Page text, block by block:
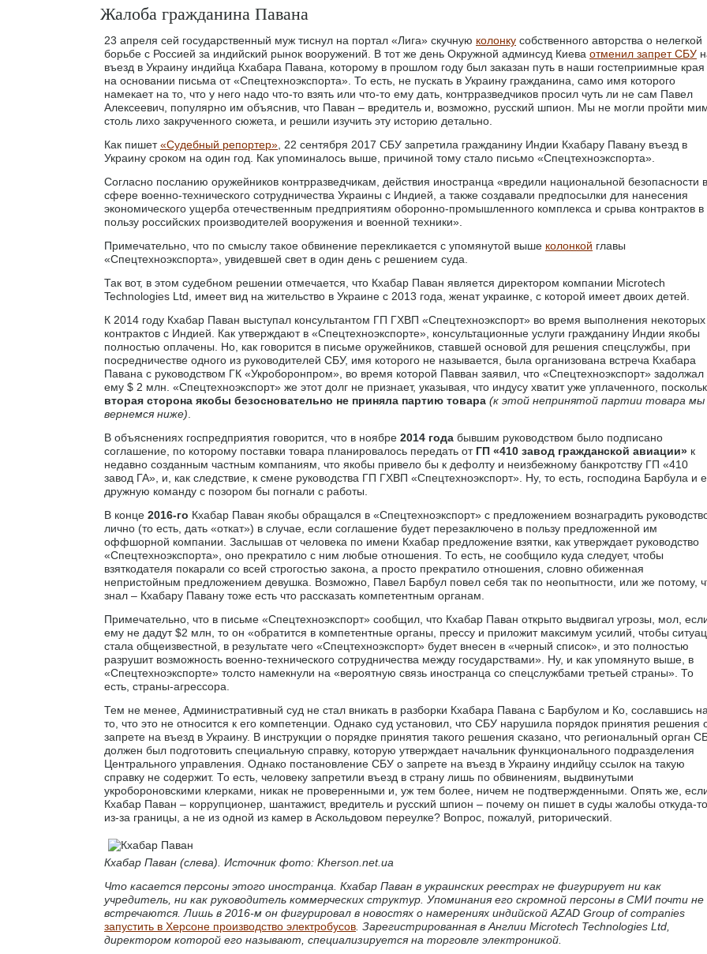
Жалоба гражданина Павана
23 апреля сей государственный муж тиснул на портал «Лига» скучную колонку собственного авторства о нелегкой
борьбе с Россией за индийский рынок вооружений. В тот же день Окружной админсуд Киева отменил запрет СБУ
въезд в Украину индийца Кхабара Павана, которому в прошлом году был заказан путь в наши гостеприимные края
на основании письма от «Спецтехноэкспорта». То есть, не пускать в Украину гражданина, само имя которого
намекает на то, что у него надо что-то взять или что-то ему дать, контрразведчиков просил чуть ли не сам Павел
Алексеевич, популярно им объяснив, что Паван – вредитель и, возможно, русский шпион. Мы не могли пройти
столь лихо закрученного сюжета, и решили изучить эту историю детально.
Как пишет«Судебный репортер» , 22 сентября 2017 СБУ запретила гражданину Индии Кхабару Павану въезд в
Украину сроком на один год. Как упоминалось выше, причиной тому стало письмо «Спецтехноэкспорта».
Согласно посланию оружейников контрразведчикам, действия иностранца «вредили национальной безопасности в
сфере военно-технического сотрудничества Украины с Индией, а также создавали предпосылки для нанесения
экономического ущерба отечественным предприятиям оборонно-промышленного комплекса и срыва контрактов в
пользу российских производителей вооружения и военной техники».
Примечательно, что по смыслу такое обвинение перекликается с упомянутой выше колонкой главы
«Спецтехноэкспорта», увидевшей свет в один день с решением суда.
Так вот, в этом судебном решении отмечается, что Кхабар Паван является директором компании Microtech
Technologies Ltd, имеет вид на жительство в Украине с 2013 года, женат украинке, с которой имеет двоих детей.
К 2014 году Кхабар Паван выступал консультантом ГП ГХВП «Спецтехноэкспорт» во время выполнения некоторых
контрактов с Индией. Как утверждают в «Спецтехноэкспорте», консультационные услуги гражданину Индии якобы
полностью оплачены. Но, как говорится в письме оружейников, ставшей основой для решения спецслужбы, при
посредничестве одного из руководителей СБУ, имя которого не называется, была организована встреча Кхабара
Павана с руководством ГК «Укроборонпром», во время которой Павван заявил, что «Спецтехноэкспорт» задолжал
ему $ 2 млн. «Спецтехноэкспорт» же этот долг не признает, указывая, что индусу хватит уже уплаченного,
вторая сторона якобы безосновательно не приняла партию товара (к этой непринятой партии товара мы
вернемся ниже)
В объяснениях госпредприятия говорится, что в ноябре 2014 года бывшим руководством было подписано
соглашение, по которому поставки товара планировалось передать от ГП «410 завод гражданской авиации» к
недавно созданным частным компаниям, что якобы привело бы к дефолту и неизбежному банкротству ГП «410
завод ГА», и, как следствие, к смене руководства ГП ГХВП «Спецтехноэкспорт». Ну, то есть, господина Барбула и
дружную команду с позором бы погнали с работы.
В конце 2016-го Кхабар Паван якобы обращался в «Спецтехноэкспорт» с предложением вознаградить
лично (то есть, дать «откат») в случае, если соглашение будет перезаключено в пользу предложенной им
оффшорной компании. Заслышав от человека по имени Кхабар предложение взятки, как утверждает руководство
«Спецтехноэкспорта», оно прекратило с ним любые отношения. То есть, не сообщило куда следует, чтобы
взяткодателя покарали со всей строгостью закона, а просто прекратило отношения, словно обиженная
непристойным предложением девушка. Возможно, Павел Барбул повел себя так по неопытности, или же потому,
знал – Кхабару Павану тоже есть что рассказать компетентным органам.
Примечательно, что в письме «Спецтехноэкспорт» сообщил, что Кхабар Паван открыто выдвигал угрозы, мол,
ему не дадут $2 млн, то он «обратится в компетентные органы, прессу и приложит максимум усилий, чтобы
стала общеизвестной, в результате чего «Спецтехноэкспорт» будет внесен в «черный список», и это полностью
разрушит возможность военно-технического сотрудничества между государствами». Ну, и как упомянуто выше, в
«Спецтехноэкспорте» толсто намекнули на «вероятную связь иностранца со спецслужбами третьей страны». То
есть, страны-агрессора.
Тем не менее, Административный суд не стал вникать в разборки Кхабара Павана с Барбулом и Ко, сославшись на
то, что это не относится к его компетенции. Однако суд установил, что СБУ нарушила порядок принятия решения
запрете на въезд в Украину. В инструкции о порядке принятия такого решения сказано, что региональный орган
должен был подготовить специальную справку, которую утверждает начальник функционального подразделения
Центрального управления. Однако постановление СБУ о запрете на въезд в Украину индийцу ссылок на такую
справку не содержит. То есть, человеку запретили въезд в страну лишь по обвинениям, выдвинутыми
укробороновскими клерками, никак не проверенными и, уж тем более, ничем не подтвержденными. Опять же,
Кхабар Паван – коррупционер, шантажист, вредитель и русский шпион – почему он пишет в суды жалобы откуда-то
из-за границы, а не из одной из камер в Аскольдовом переулке? Вопрос, пожалуй, риторический.
Кхабар Паван (слева). Источник фото: Kherson.net.ua
Что касается персоны этого иностранца. Кхабар Паван в украинских реестрах не фигурирует ни как
учредитель, ни как руководитель коммерческих структур. Упоминания его скромной персоны в СМИ почти не
встречаются. Лишь в 2016-м он фигурировал в новостях о намерениях индийской AZAD Group of companies
запустить в Херсоне производство электробусов . Зарегистрированная в Англии Microtech Technologies Ltd,
директором которой его называют, специализируется на торговле электроникой.